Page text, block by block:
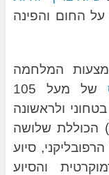
החום והפינה
המלחמה
של מעל 105
בסיוע בטחוני ולראשונה
הכוללת שלושה
סיוע
והסיוע